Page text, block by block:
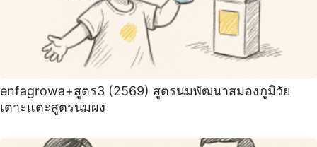
enfagrowa+สูตร3 (2569) สูตรนมพัฒนาสมองภูมิวัย
เตาะแตะสูตรนมผง